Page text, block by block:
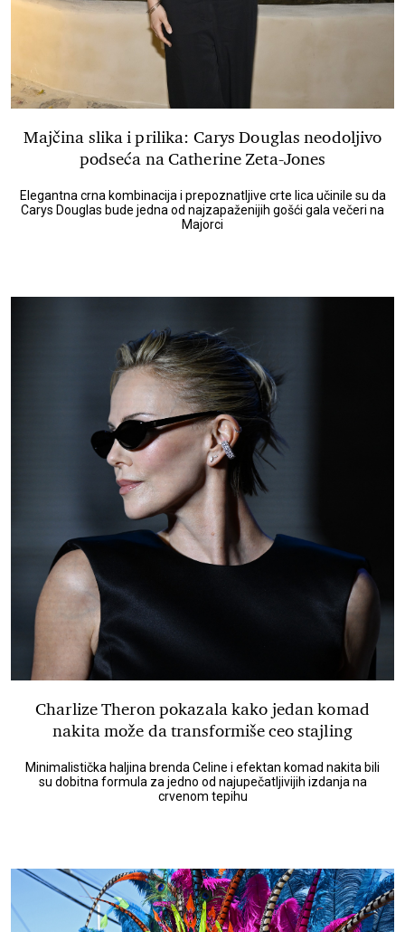
Majčina slika i prilika: Carys Douglas neodoljivo
podseća na Catherine Zeta-Jones
Elegantna crna kombinacija i prepoznatljive crte lica učinile su da
Carys Douglas bude jedna od najzapaženijih gošći gala večeri na
Majorci
Charlize Theron pokazala kako jedan komad
nakita može da transformiše ceo stajling
Minimalistička haljina brenda Celine i efektan komad nakita bili
su dobitna formula za jedno od najupečatljivijih izdanja na
crvenom tepihu